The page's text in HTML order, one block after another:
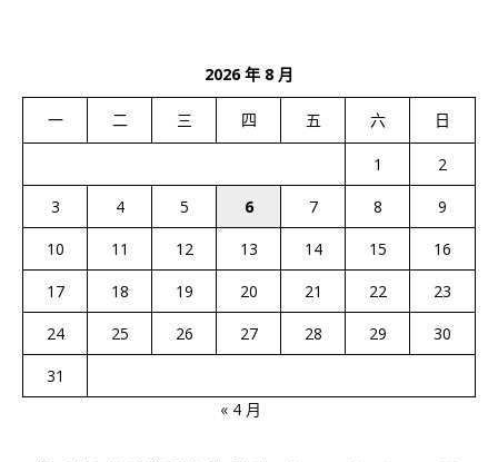
2026 年 8 月
一 二 三 四 五 六 日
1
2
3
4 5 6 7 8
9
10
11 12 13 14 15
16
17
18 19 20 21 22
23
24
25 26 27 28 29
30
31
« 4 月